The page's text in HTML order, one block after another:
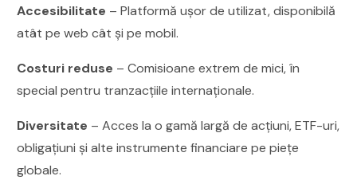
Accesibilitate – Platformă ușor de utilizat, disponibilă
atât pe web cât și pe mobil.
Costuri reduse – Comisioane extrem de mici, în
special pentru tranzacțiile internaționale.
Diversitate – Acces la o gamă largă de acțiuni, ETF-uri,
obligațiuni și alte instrumente financiare pe piețe
globale.